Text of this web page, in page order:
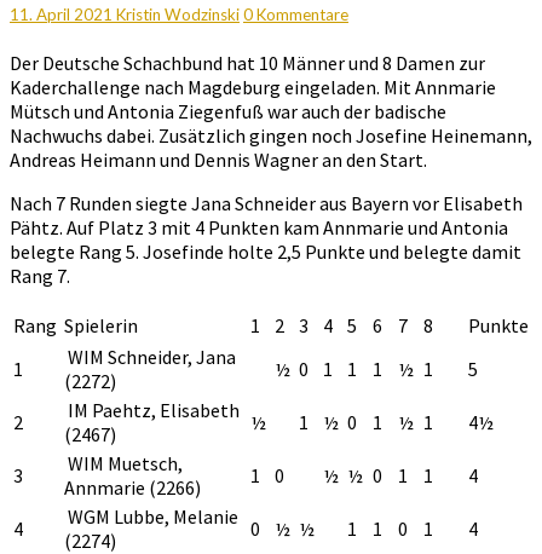
DSB
in
Magdeburg
11. April 2021 Kristin WodzinskiKommentare
0 Kommentare
Der Deutsche Schachbund hat 10 Männer und 8 Damen zur
Kaderchallenge nach Magdeburg eingeladen. Mit Annmarie
Mütsch und Antonia Ziegenfuß war auch der badische
Nachwuchs dabei. Zusätzlich gingen noch Josefine Heinemann,
Andreas Heimann und Dennis Wagner an den Start.
Nach 7 Runden siegte Jana Schneider aus Bayern vor Elisabeth
Pähtz. Auf Platz 3 mit 4 Punkten kam Annmarie und Antonia
belegte Rang 5. Josefinde holte 2,5 Punkte und belegte damit
Rang 7.
Rang Spielerin 1 2 3 4 5 6 7 8
Punkte
1
WIM Schneider, Jana
(2272)
½ 0 1 1 1 ½ 1 5
2
IM Paehtz, Elisabeth
(2467)
½ 1 ½ 0 1 ½ 1 4½
3
WIM Muetsch,
Annmarie (2266)
1 0 ½ ½ 0 1 1 4
4
WGM Lubbe, Melanie
(2274)
0 ½ ½ 1 1 0 1 4